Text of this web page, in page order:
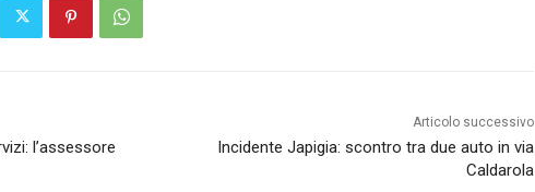
l’assessore
Articolo successivo
Incidente Japigia: scontro tra due auto in via
Caldarola